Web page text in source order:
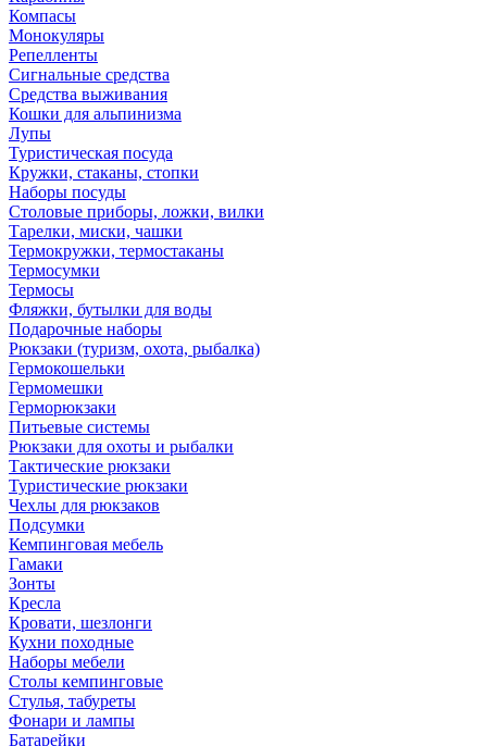
Компасы
Монокуляры
Репелленты
Сигнальные средства
Средства выживания
Кошки для альпинизма
Лупы
Туристическая посуда
Кружки, стаканы, стопки
Наборы посуды
Столовые приборы, ложки, вилки
Тарелки, миски, чашки
Термокружки, термостаканы
Термосумки
Термосы
Фляжки, бутылки для воды
Подарочные наборы
Рюкзаки (туризм, охота, рыбалка)
Гермокошельки
Гермомешки
Герморюкзаки
Питьевые системы
Рюкзаки для охоты и рыбалки
Тактические рюкзаки
Туристические рюкзаки
Чехлы для рюкзаков
Подсумки
Кемпинговая мебель
Гамаки
Зонты
Кресла
Кровати, шезлонги
Кухни походные
Наборы мебели
Столы кемпинговые
Стулья, табуреты
Фонари и лампы
Батарейки